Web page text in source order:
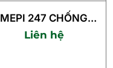
MEPI 247 CHỐNG
RỤNG SIÊU TỐC
Liên hệ